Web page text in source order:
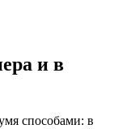
и в
способами: в